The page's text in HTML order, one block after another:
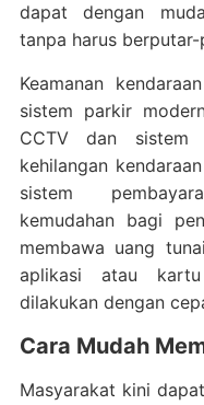
dapat dengan
tanpa harus
Keamanan
sistem parkir
CCTV dan sistem
kehilangan
sistem
kemudahan bagi
membawa uang
aplikasi atau
dilakukan dengan
Cara Mudah
Masyarakat kini